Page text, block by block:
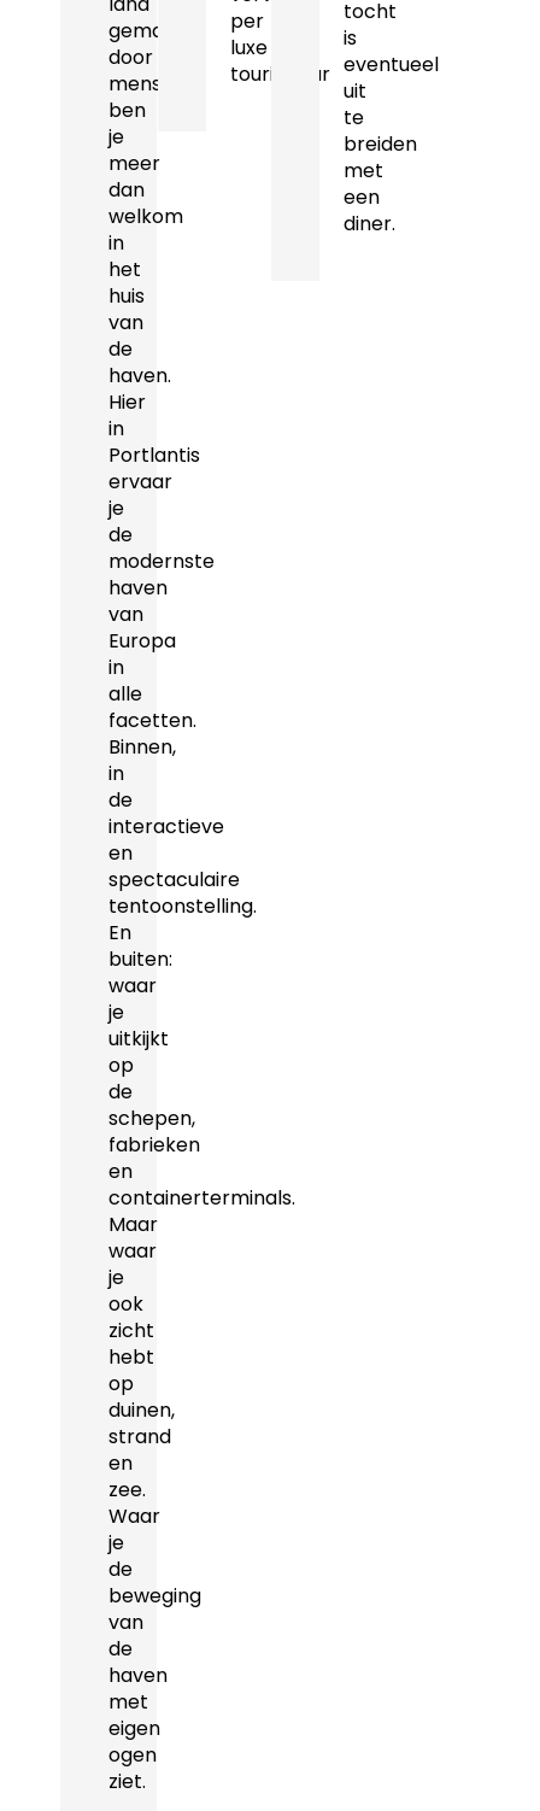
gemaakt
door
mensen,
ben
je
meer
dan
welkom
in
het
huis
van
de
haven.
Hier
in
Portlantis
ervaar
je
de
modernste
haven
van
Europa
in
alle
facetten.
Binnen,
in
de
interactieve
en
spectaculaire
tentoonstelling.
En
buiten:
waar
je
uitkijkt
op
de
schepen,
fabrieken
en
containerterminals.
Maar
waar
je
ook
zicht
hebt
op
duinen,
strand
en
zee.
Waar
je
de
beweging
van
de
haven
met
eigen
ogen
ziet.
per
luxe
touringcar
tocht
is
eventueel
uit
te
breiden
met
een
diner.